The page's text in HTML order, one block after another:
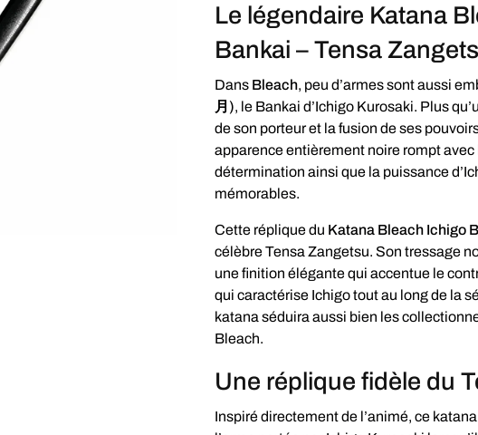
Le légendaire Katana
Bankai – Tensa
Dans Bleach, peu d’armes sont aussi
月), le Bankai d’Ichigo Kurosaki. Plus
de son porteur et la fusion de ses
apparence entièrement noire rompt
détermination ainsi que la puissance
mémorables.
Cette réplique du Katana Bleach Ichigo
célèbre Tensa Zangetsu. Son tressage
une finition élégante qui accentue le
qui caractérise Ichigo tout au long de la
katana séduira aussi bien les
Bleach.
Une réplique fidèle du
Inspiré directement de l’animé, ce